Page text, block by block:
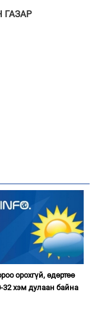
орохгүй, өдөртөө
32 хэм дулаан байна